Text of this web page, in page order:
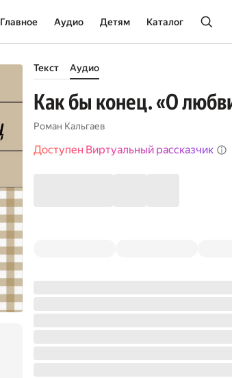
Главное Аудио Детям Каталог
Текст Аудио
Как бы конец. «О
Роман Кальгаев
Доступен Виртуальный рассказчик